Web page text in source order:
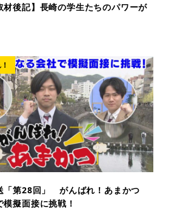
材後記】長崎の学生たちのパワーが
「第28回」 がんばれ！あまかつ
擬面接に挑戦！